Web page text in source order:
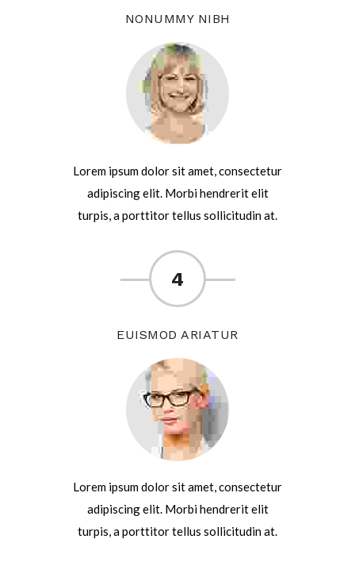
NONUMMY NIBH
Lorem ipsum dolor sit amet, consectetur
adipiscing elit. Morbi hendrerit elit
turpis, a porttitor tellus sollicitudin at.
4
EUISMOD ARIATUR
Lorem ipsum dolor sit amet, consectetur
adipiscing elit. Morbi hendrerit elit
turpis, a porttitor tellus sollicitudin at.